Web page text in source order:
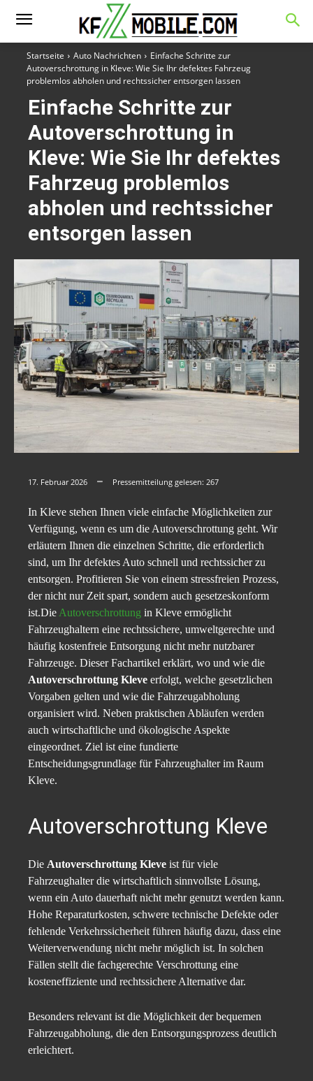
Startseite Auto Nachrichten
Einfache Schritte zur
Autoverschrottung in Kleve: Wie Sie Ihr defektes Fahrzeug
problemlos abholen und rechtssicher entsorgen lassen
Einfache Schritte zur
Autoverschrottung in
Kleve: Wie Sie Ihr defektes
Fahrzeug problemlos
abholen und rechtssicher
entsorgen lassen
17. Februar 2026 Pressemitteilung gelesen: 267
In Kleve stehen Ihnen viele einfache Möglichkeiten zur
Verfügung, wenn es um die Autoverschrottung geht. Wir
erläutern Ihnen die einzelnen Schritte, die erforderlich
sind, um Ihr defektes Auto schnell und rechtssicher zu
entsorgen. Profitieren Sie von einem stressfreien Prozess,
der nicht nur Zeit spart, sondern auch gesetzeskonform
ist.Die Autoverschrottung in Kleve ermöglicht
Fahrzeughaltern eine rechtssichere, umweltgerechte und
häufig kostenfreie Entsorgung nicht mehr nutzbarer
Fahrzeuge. Dieser Fachartikel erklärt, wo und wie die
Autoverschrottung Kleve erfolgt, welche gesetzlichen
Vorgaben gelten und wie die Fahrzeugabholung
organisiert wird. Neben praktischen Abläufen werden
auch wirtschaftliche und ökologische Aspekte
eingeordnet. Ziel ist eine fundierte
Entscheidungsgrundlage für Fahrzeughalter im Raum
Kleve.
Autoverschrottung Kleve
Die Autoverschrottung Kleve ist für viele
Fahrzeughalter die wirtschaftlich sinnvollste Lösung,
wenn ein Auto dauerhaft nicht mehr genutzt werden kann.
Hohe Reparaturkosten, schwere technische Defekte oder
fehlende Verkehrssicherheit führen häufig dazu, dass eine
Weiterverwendung nicht mehr möglich ist. In solchen
Fällen stellt die fachgerechte Verschrottung eine
kosteneffiziente und rechtssichere Alternative dar.
Besonders relevant ist die Möglichkeit der bequemen
Fahrzeugabholung, die den Entsorgungsprozess deutlich
erleichtert.